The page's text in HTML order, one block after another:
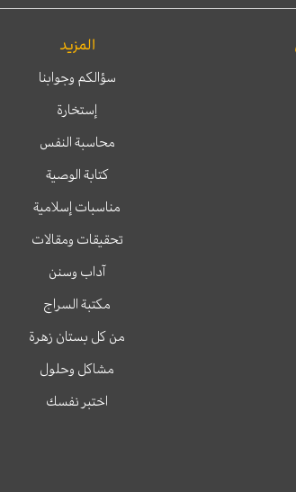
المزيد
سؤالكم وجوابنا
إستخارة
محاسبة النفس
كتابة الوصية
مناسبات إسلامية
تحقيقات ومقالات
آداب وسنن
مكتبة السراج
من كل بستان زهرة
مشاكل وحلول
اختبر نفسك